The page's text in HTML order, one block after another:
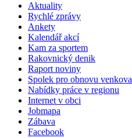
Aktuality
Rychlé zprávy
Ankety
Kalendář akcí
Kam za sportem
Rakovnický denik
Raport noviny
Spolek pro obnovu venkova
Nabídky práce v regionu
Internet v obci
Jobmapa
Zábava
Facebook